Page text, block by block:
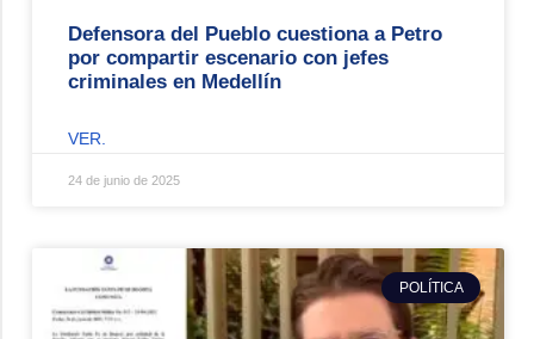
Defensora del Pueblo cuestiona a Petro
por compartir escenario con jefes
criminales en Medellín
VER.
24 de junio de 2025
POLÍTICA